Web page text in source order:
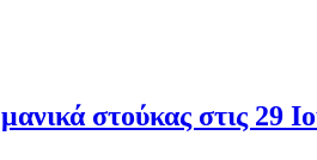
στούκας στις 29